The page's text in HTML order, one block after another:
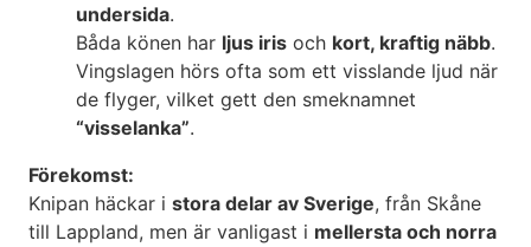
undersida.
Båda könen har ljus iris och kort, kraftig näbb.
Vingslagen hörs ofta som ett visslande ljud när
de flyger, vilket gett den smeknamnet
“visselanka”.
Förekomst:
Knipan häckar i stora delar av Sverige, från Skåne
till Lappland, men är vanligast i mellersta och norra